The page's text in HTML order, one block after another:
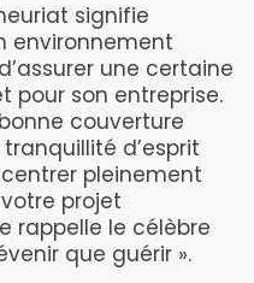
signifie
environnement
une certaine
pour son entreprise.
couverture
d’esprit
pleinement
projet
rappelle le célèbre
que guérir ».